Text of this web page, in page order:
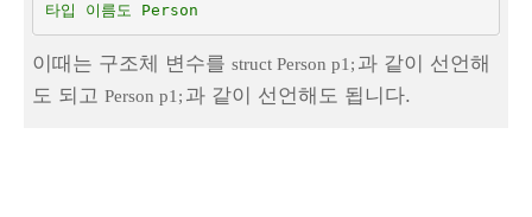
타입 이름도 Person
이때는 구조체 변수를 struct Person p1; 과 같이 선언해
도 되고 Person p1; 과 같이 선언해도 됩니다.